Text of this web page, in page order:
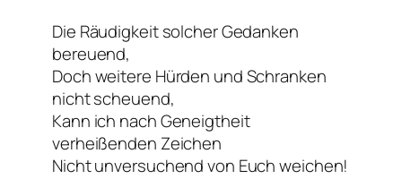
Die Räudigkeit solcher Gedanken
bereuend,
Doch weitere Hürden und Schranken
nicht scheuend,
Kann ich nach Geneigtheit
verheißenden Zeichen
Nicht unversuchend von Euch weichen!